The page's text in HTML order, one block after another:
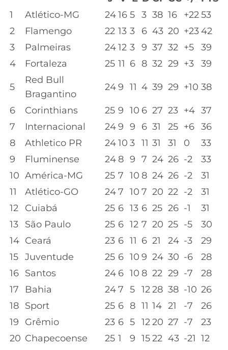
1
Atlético-MG 2416 5 3 38 16 +2253
2
Flamengo 22 13 3 6 43 20 +2342
3
Palmeiras 2412 3 9 37 32 +5
39
4
Fortaleza 25 11 6 8 32 29 +3 39
5
Red Bull
Bragantino
249 11 4 39 29 +10 38
6 Corinthians 25 9 10 6 27 23 +4 37
7
Internacional 249 9 6 31 25 +6 36
8
Athletico PR 2410 3 11 31 31 0
33
9
Fluminense 24 8 9 7 24 26 -2
33
10 América-MG 25 7 10 8 24 26 -2
31
11
Atlético-GO 247 10 7 20 22 -2
31
12
Cuiabá 25 6 13 6 25 26 -1
31
13
São Paulo 25 6 12 7 20 25 -5
30
14 Ceará 23 6 11 6 21 24 -3
29
15 Juventude 25 6 10 9 24 30 -6
28
16 Santos 24 6 10 8 22 29 -7
28
17
Bahia 247 5 1228 38 -10 26
18 Sport 25 6 8 11 14 21 -7
26
19
Grêmio 23 6 5 1220 27 -7
23
20 Chapecoense 25 1 9 1522 43 -21 12